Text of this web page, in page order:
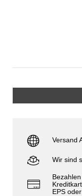
Versand
Wir sind
EPS